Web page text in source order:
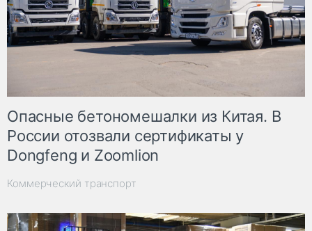
Опасные бетономешалки из Китая. В
России отозвали сертификаты у
Dongfeng и Zoomlion
Коммерческий транспорт